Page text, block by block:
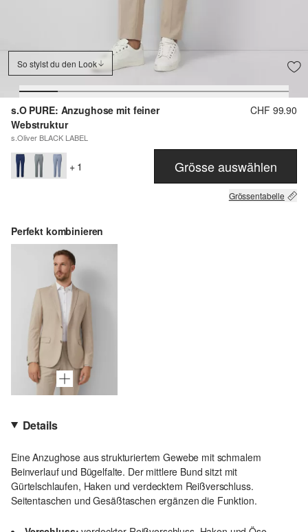
So stylst du den Look
s.O PURE: Anzughose mit feiner
Webstruktur
s.Oliver BLACK LABEL
CHF 99.90
+ 1 Grösse auswählen
Grössentabelle
Perfekt kombinieren
Details
Eine Anzughose aus strukturiertem Gewebe mit schmalem
Beinverlauf und Bügelfalte. Der mittlere Bund sitzt mit
Gürtelschlaufen, Haken und verdecktem Reißverschluss.
Seitentaschen und Gesäßtaschen ergänzen die Funktion.